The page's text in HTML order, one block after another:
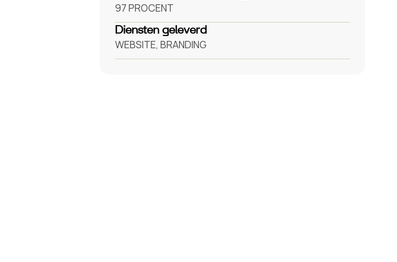
97PROCENT
Diensten geleverd
WEBSITE, BRANDING